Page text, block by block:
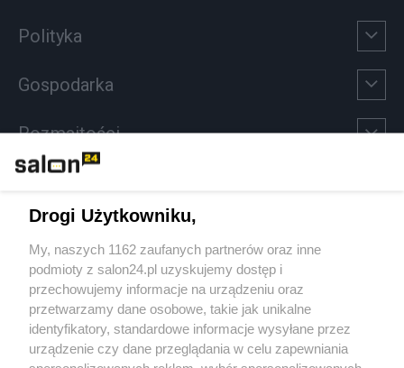
Polityka
Gospodarka
Rozmaitości
Sport
Społeczeństwo
Kultura
Drogi Użytkowniku,
My, naszych 1162 zaufanych partnerów oraz inne
podmioty z salon24.pl uzyskujemy dostęp i
przechowujemy informacje na urządzeniu oraz
przetwarzamy dane osobowe, takie jak unikalne
identyfikatory, standardowe informacje wysyłane przez
urządzenie czy dane przeglądania w celu zapewniania